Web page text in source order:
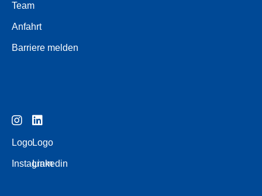
Team
Anfahrt
Barriere melden
Logo
Instagram
Logo
Linkedin